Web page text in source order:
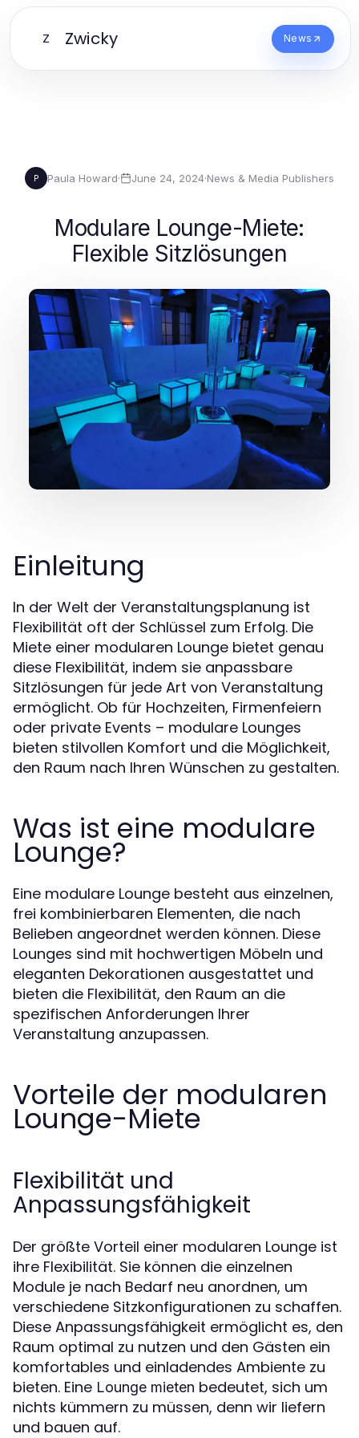
Z Zwicky News
P Paula Howard· June 24, 2024·News & Media Publishers
Modulare Lounge-Miete:
Flexible Sitzlösungen
Einleitung
In der Welt der Veranstaltungsplanung ist
Flexibilität oft der Schlüssel zum Erfolg. Die
Miete einer modularen Lounge bietet genau
diese Flexibilität, indem sie anpassbare
Sitzlösungen für jede Art von Veranstaltung
ermöglicht. Ob für Hochzeiten, Firmenfeiern
oder private Events – modulare Lounges
bieten stilvollen Komfort und die Möglichkeit,
den Raum nach Ihren Wünschen zu gestalten.
Was ist eine modulare
Lounge?
Eine modulare Lounge besteht aus einzelnen,
frei kombinierbaren Elementen, die nach
Belieben angeordnet werden können. Diese
Lounges sind mit hochwertigen Möbeln und
eleganten Dekorationen ausgestattet und
bieten die Flexibilität, den Raum an die
spezifischen Anforderungen Ihrer
Veranstaltung anzupassen.
Vorteile der modularen
Lounge-Miete
Flexibilität und
Anpassungsfähigkeit
Der größte Vorteil einer modularen Lounge ist
ihre Flexibilität. Sie können die einzelnen
Module je nach Bedarf neu anordnen, um
verschiedene Sitzkonfigurationen zu schaffen.
Diese Anpassungsfähigkeit ermöglicht es, den
Raum optimal zu nutzen und den Gästen ein
komfortables und einladendes Ambiente zu
bieten. Eine Lounge mieten bedeutet, sich um
nichts kümmern zu müssen, denn wir liefern
und bauen auf.